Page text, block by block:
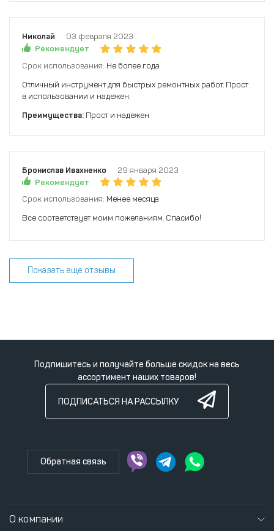
Николай
03 февраля 2023
Рекомендует
Срок использования: Не более года
Отличный инструмент для быстрых ремонтных работ. Прост
в использовании и надежен.
Преимущества: Прост и надежен
Бронислав Ивахненко
29 января 2023
Рекомендует
Срок использования: Менее месяца
Все соответствует моим пожеланиям. Спасибо!
Показать еще отзывы
Подпишитесь и получайте больше скидок на весь
ассортимент наших товаров!
ПОДПИСАТЬСЯ НА РАССЫЛКУ
Обратная связь
О компании